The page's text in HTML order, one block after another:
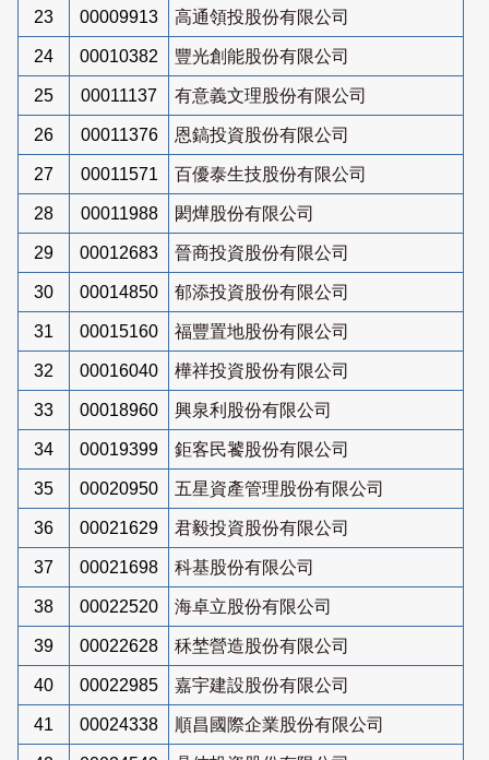
23 00009913 高通領投股份有限公司
24 00010382 豐光創能股份有限公司
25 00011137 有意義文理股份有限公司
26 00011376 恩鎬投資股份有限公司
27 00011571 百優泰生技股份有限公司
28 00011988 閎燁股份有限公司
29 00012683 晉商投資股份有限公司
30 00014850 郁添投資股份有限公司
31 00015160 福豐置地股份有限公司
32 00016040 樺祥投資股份有限公司
33 00018960 興泉利股份有限公司
34 00019399 鉅客民饕股份有限公司
35 00020950 五星資產管理股份有限公司
36 00021629 君毅投資股份有限公司
37 00021698 科基股份有限公司
38 00022520 海卓立股份有限公司
39 00022628 秝埜營造股份有限公司
40 00022985 嘉宇建設股份有限公司
41 00024338 順昌國際企業股份有限公司